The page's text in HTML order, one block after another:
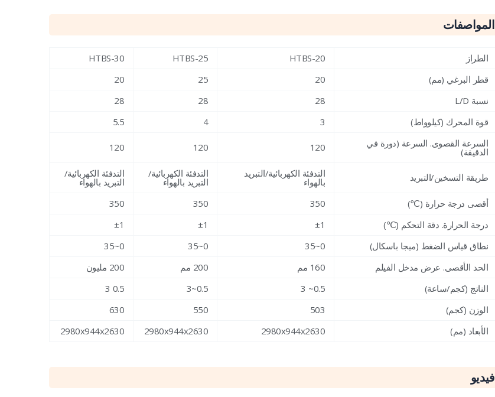
المواصفات
الطراز HTBS-20
HTBS-25
HTBS-30
قطر البرغي (مم)
20
25
20
نسبة L/D
28
28
28
قوة المحرك (كيلوواط)
3
4
5.5
السرعة القصوى. السرعة (دورة في
الدقيقة) 120
120
120
طريقة التسخين/التبريد التدفئة الكهربائية/التبريد
بالهواء
التدفئة الكهربائية/
التبريد بالهواء
التدفئة الكهربائية/
التبريد بالهواء
أقصى درجة حرارة (℃)
350
350
350
درجة الحرارة. دقة التحكم (℃)
±1
±1
±1
نطاق قياس الضغط (ميجا باسكال)
0~35
0~35
0~35
الحد الأقصى. عرض مدخل الفيلم
160 مم 200 مم
200 مليون
الناتج (كجم/ساعة)
0.5~ 3
0.5~3
0.5 3
الوزن (كجم)
503
550
630
الأبعاد (مم)
2980x944x2630
2980x944x2630
2980x944x2630
فيديو